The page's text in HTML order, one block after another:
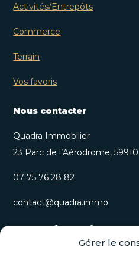
Gérer le
Activités/Entrepôts
Commerce
Terrain
Vos favoris
Nous contacter
Quadra Immobilier
23 Parc de l’Aérodrome,
07 75 76 28 82
contact@quadra.immo
S’inscrire à
Recevez nos